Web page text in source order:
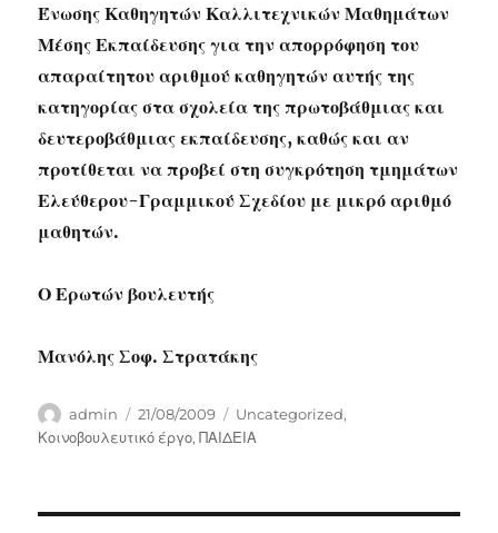
Ένωσης Καθηγητών Καλλιτεχνικών Μαθημάτων
Μέσης Εκπαίδευσης για την απορρόφηση του
απαραίτητου αριθμού καθηγητών αυτής της
κατηγορίας στα σχολεία της πρωτοβάθμιας και
δευτεροβάθμιας εκπαίδευσης, καθώς και αν
προτίθεται να προβεί στη συγκρότηση τμημάτων
Ελεύθερου-Γραμμικού Σχεδίου με μικρό αριθμό
μαθητών.
Ο Ερωτών βουλευτής
Μανόλης Σοφ. Στρατάκης
Author
admin
Posted
on
21/08/2009 Categories
Uncategorized,
Κοινοβουλευτικό έργο,ΠΑΙΔΕΙΑ